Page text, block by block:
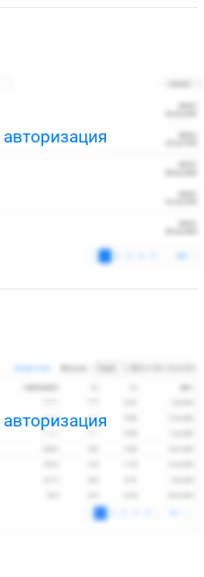
авторизация
авторизация